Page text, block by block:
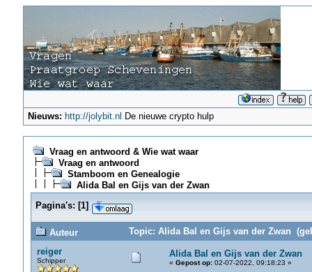
Nieuws: http://jolybit.nl De nieuwe crypto hulp
Vraag en antwoord & Wie wat waar
Vraag en antwoord
Stamboom en Genealogie
Alida Bal en Gijs van der Zwan
Pagina's: [1]
Auteur
Topic: Alida Bal en Gijs van der Zwan
reiger
Schipper
Alida Bal en Gijs van der Zwan
« Gepost op:02-07-2022, 09:18:23 »